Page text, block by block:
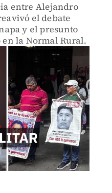
entre Alejandro
el debate
y el presunto
la Normal Rural.